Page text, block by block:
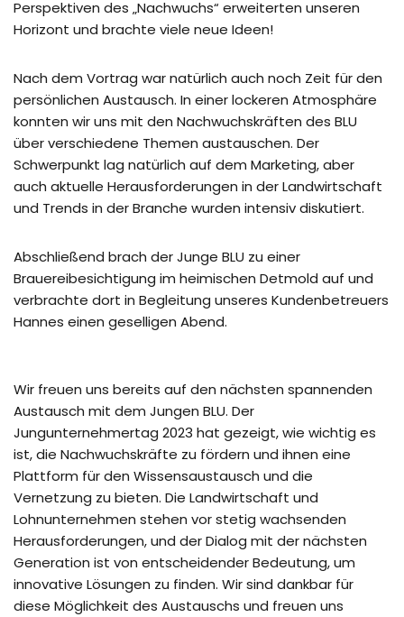
Perspektiven des „Nachwuchs“ erweiterten unseren
Horizont und brachte viele neue Ideen!
Nach dem Vortrag war natürlich auch noch Zeit für den
persönlichen Austausch. In einer lockeren Atmosphäre
konnten wir uns mit den Nachwuchskräften des BLU
über verschiedene Themen austauschen. Der
Schwerpunkt lag natürlich auf dem Marketing, aber
auch aktuelle Herausforderungen in der Landwirtschaft
und Trends in der Branche wurden intensiv diskutiert.
Abschließend brach der Junge BLU zu einer
Brauereibesichtigung im heimischen Detmold auf und
verbrachte dort in Begleitung unseres Kundenbetreuers
Hannes einen geselligen Abend.
Wir freuen uns bereits auf den nächsten spannenden
Austausch mit dem Jungen BLU. Der
Jungunternehmertag 2023 hat gezeigt, wie wichtig es
ist, die Nachwuchskräfte zu fördern und ihnen eine
Plattform für den Wissensaustausch und die
Vernetzung zu bieten. Die Landwirtschaft und
Lohnunternehmen stehen vor stetig wachsenden
Herausforderungen, und der Dialog mit der nächsten
Generation ist von entscheidender Bedeutung, um
innovative Lösungen zu finden. Wir sind dankbar für
diese Möglichkeit des Austauschs und freuen uns